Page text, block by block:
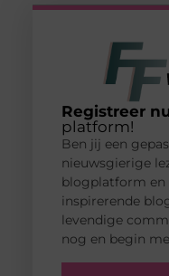
Registreer
platform!
Ben jij een
nieuwsgierige
blogplatform en
inspirerende
levendige
nog en begin